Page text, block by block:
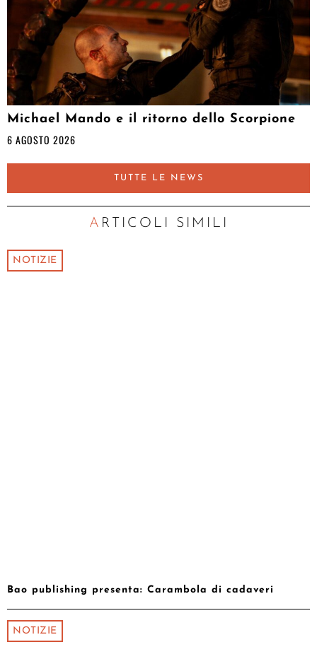
Michael Mando e il ritorno dello Scorpione
6 AGOSTO 2026
TUTTE LE NEWS
ARTICOLI SIMILI
NOTIZIE
Bao publishing presenta: Carambola di cadaveri
NOTIZIE